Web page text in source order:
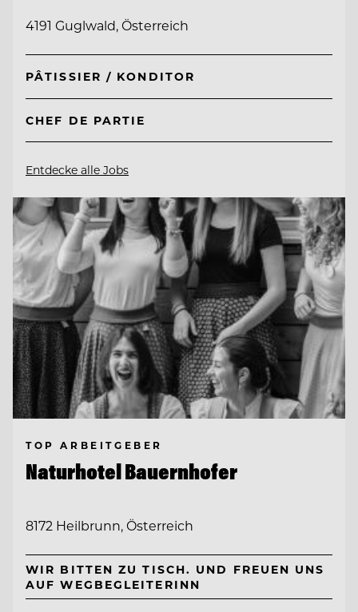
4191 Guglwald, Österreich
PÂTISSIER / KONDITOR
CHEF DE PARTIE
Entdecke alle Jobs
TOP ARBEITGEBER
Naturhotel Bauernhofer
8172 Heilbrunn, Österreich
WIR BITTEN ZU TISCH. UND FREUEN UNS
AUF WEGBEGLEITERINN